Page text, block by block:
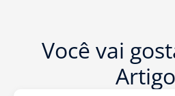
Você vai